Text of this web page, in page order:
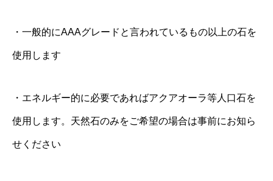
・一般的にAAAグレードと言われているもの以上の石を
使用します
・エネルギー的に必要であればアクアオーラ等人口石を
使用します。天然石のみをご希望の場合は事前にお知ら
せください